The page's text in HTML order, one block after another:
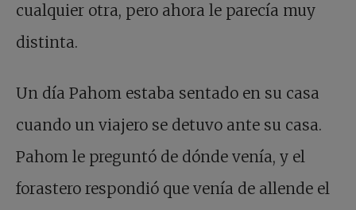
cualquier otra, pero ahora le parecía muy
distinta.
Un día Pahom estaba sentado en su casa
cuando un viajero se detuvo ante su casa.
Pahom le preguntó de dónde venía, y el
forastero respondió que venía de allende el